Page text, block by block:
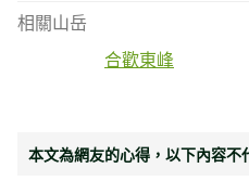
相關山岳
合歡東峰
本文為網友的心得，以下內容不